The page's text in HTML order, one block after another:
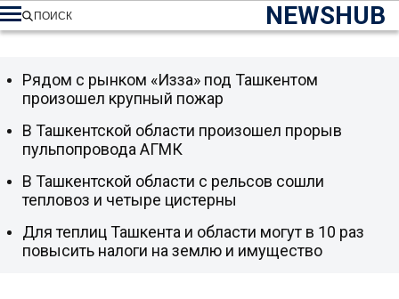
NEWSHUB
ПОИСК
Рядом с рынком «Изза» под Ташкентом
произошел крупный пожар
В Ташкентской области произошел прорыв
пульпопровода АГМК
В Ташкентской области с рельсов сошли
тепловоз и четыре цистерны
Для теплиц Ташкента и области могут в 10 раз
повысить налоги на землю и имущество